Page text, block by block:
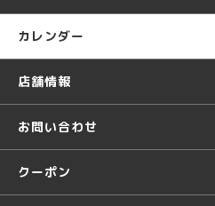
カレンダー
店舗情報
お問い合わせ
クーポン